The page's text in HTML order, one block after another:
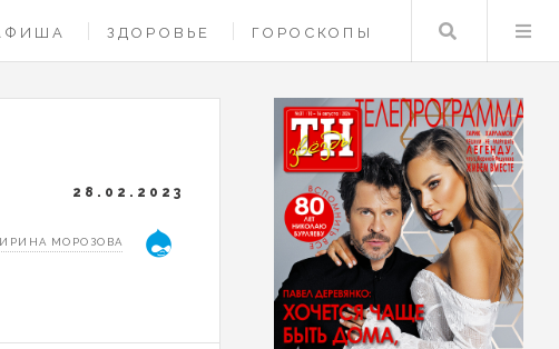
ЗДОРОВЬЕ ГОРОСКОПЫ Поиск
28.02.2023
ИРИНА МОРОЗОВА